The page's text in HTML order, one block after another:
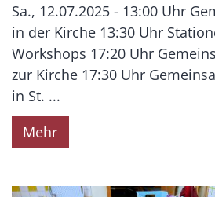
Sa., 12.07.2025 - 13:00 Uhr
in der Kirche 13:30 Uhr
Workshops 17:20 Uhr
zur Kirche 17:30 Uhr
in St. ...
Mehr